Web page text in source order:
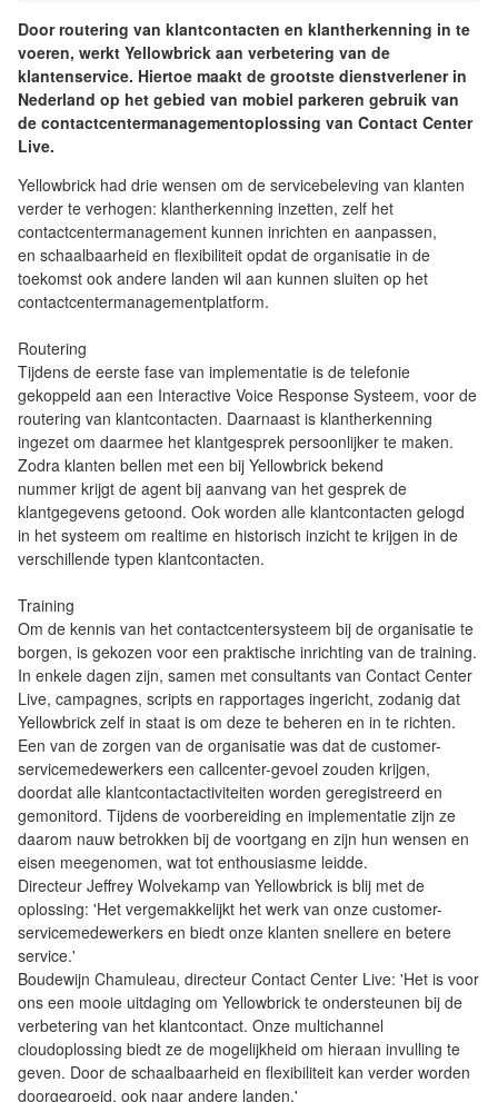
Door routering van klantcontacten en klantherkenning in te
voeren, werkt Yellowbrick aan verbetering van de
klantenservice. Hiertoe maakt de grootste dienstverlener in
Nederland op het gebied van mobiel parkeren gebruik van
de contactcentermanagementoplossing van Contact Center
Live.
Yellowbrick had drie wensen om de servicebeleving van klanten
verder te verhogen: klantherkenning inzetten, zelf het
contactcentermanagement kunnen inrichten en aanpassen,
en schaalbaarheid en flexibiliteit opdat de organisatie in de
toekomst ook andere landen wil aan kunnen sluiten op het
contactcentermanagementplatform.
Routering
Tijdens de eerste fase van implementatie is de telefonie
gekoppeld aan een Interactive Voice Response Systeem, voor de
routering van klantcontacten. Daarnaast is klantherkenning
ingezet om daarmee het klantgesprek persoonlijker te maken.
Zodra klanten bellen met een bij Yellowbrick bekend
nummer krijgt de agent bij aanvang van het gesprek de
klantgegevens getoond. Ook worden alle klantcontacten gelogd
in het systeem om realtime en historisch inzicht te krijgen in de
verschillende typen klantcontacten.
Training
Om de kennis van het contactcentersysteem bij de organisatie te
borgen, is gekozen voor een praktische inrichting van de training.
In enkele dagen zijn, samen met consultants van Contact Center
Live, campagnes, scripts en rapportages ingericht, zodanig dat
Yellowbrick zelf in staat is om deze te beheren en in te richten.
Een van de zorgen van de organisatie was dat de customer-
servicemedewerkers een callcenter-gevoel zouden krijgen,
doordat alle klantcontactactiviteiten worden geregistreerd en
gemonitord. Tijdens de voorbereiding en implementatie zijn ze
daarom nauw betrokken bij de voortgang en zijn hun wensen en
eisen meegenomen, wat tot enthousiasme leidde.
Directeur Jeffrey Wolvekamp van Yellowbrick is blij met de
oplossing: 'Het vergemakkelijkt het werk van onze customer-
servicemedewerkers en biedt onze klanten snellere en betere
service.'
Boudewijn Chamuleau, directeur Contact Center Live: 'Het is voor
ons een mooie uitdaging om Yellowbrick te ondersteunen bij de
verbetering van het klantcontact. Onze multichannel
cloudoplossing biedt ze de mogelijkheid om hieraan invulling te
geven. Door de schaalbaarheid en flexibiliteit kan verder worden
doorgegroeid, ook naar andere landen.'